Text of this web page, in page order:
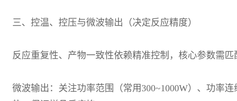
三、控温、控压与微波输出（决定反应精度）
反应重复性、产物一致性依赖精准控制，核心参数需匹
微波输出：关注功率范围（常用 300~1000W）、功率